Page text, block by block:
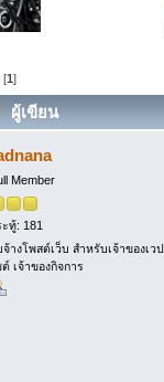
[1]
ผู้เขียน
Member
ะทู้: 181
จ้างโพสต์เว็บ สำหรับเจ้าของเวป
ต์ เจ้าของกิจการ